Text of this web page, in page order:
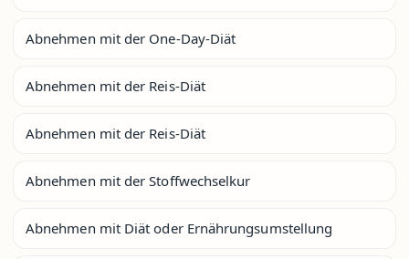
Abnehmen mit der One-Day-Diät
Abnehmen mit der Reis-Diät
Abnehmen mit der Reis-Diät
Abnehmen mit der Stoffwechselkur
Abnehmen mit Diät oder Ernährungsumstellung